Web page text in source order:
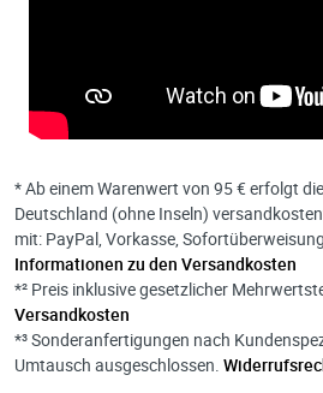
* Ab einem Warenwert von 95 € erfolgt
Deutschland (ohne Inseln)
mit: PayPal, Vorkasse,
Informationen zu den Versandkosten
*² Preis inklusive gesetzlicher
Versandkosten
*³ Sonderanfertigungen nach
Umtausch ausgeschlossen.